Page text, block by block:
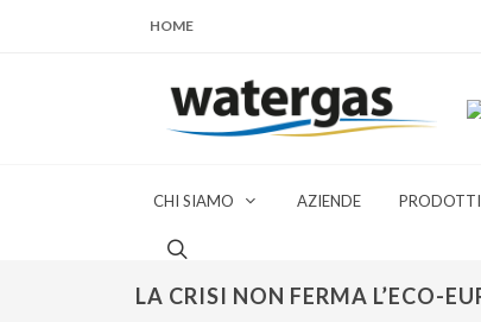
HOME
CHI SIAMO AZIENDE PRODOTTI
LA CRISI NON FERMA L’ECO-